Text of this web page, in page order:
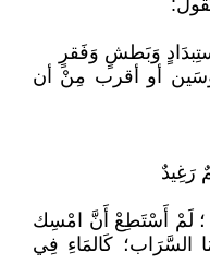
وَبَطشٍ وَفَقرٍ
أو أقرب مِنْ أن
رَغِيدٌ
؛ لَمْ أَسْتَطِعْ أَنَّ امْسِك
السَّرَاب؛ كَالمَاءِ فِي